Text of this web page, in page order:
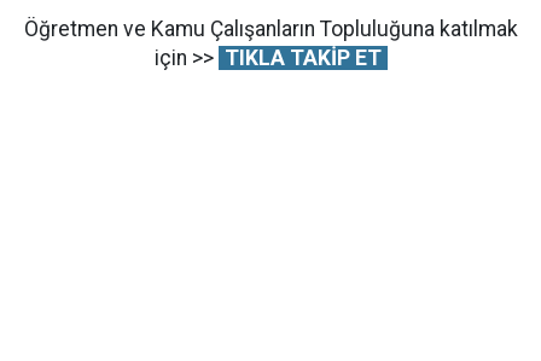
Öğretmen ve Kamu Çalışanların Topluluğuna katılmak
için >> TIKLA TAKİP ET